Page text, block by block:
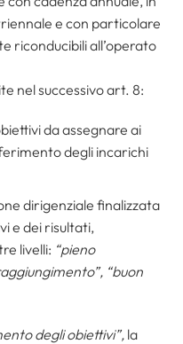
e con particolare
riconducibili all’operato
nel successivo art. 8:
da assegnare ai
degli incarichi
dirigenziale finalizzata
e dei risultati,
livelli: “pieno
“buon
degli obiettivi”, la